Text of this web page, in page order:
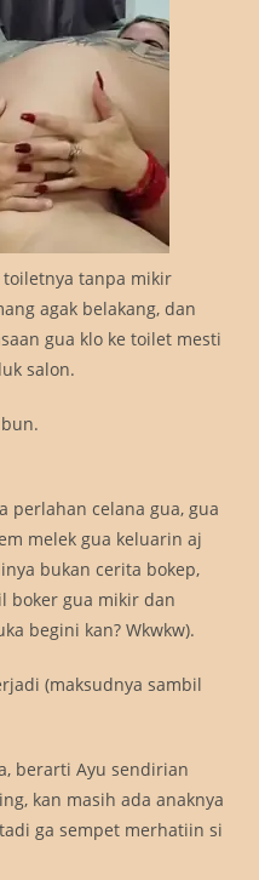
toiletnya tanpa mikir
agak belakang, dan
gua klo ke toilet mesti
salon.
perlahan celana gua, gua
melek gua keluarin aj
bukan cerita bokep,
boker gua mikir dan
begini kan? Wkwkw).
(maksudnya sambil
berarti Ayu sendirian
kan masih ada anaknya
ga sempet merhatiin si